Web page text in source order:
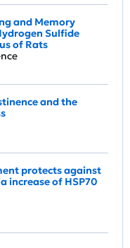
and Memory
Sulfide
of Rats
and the
protects against
increase of HSP70